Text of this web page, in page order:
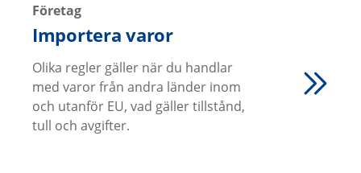
Importera varor
Företag
Olika regler gäller när du handlar
med varor från andra länder inom
och utanför EU, vad gäller tillstånd,
tull och avgifter.